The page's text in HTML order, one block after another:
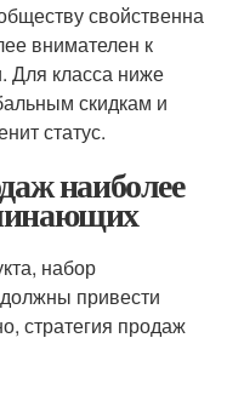
свойственна
внимателен к
Для класса ниже
скидкам и
статус.
наиболее
набор
привести
стратегия продаж